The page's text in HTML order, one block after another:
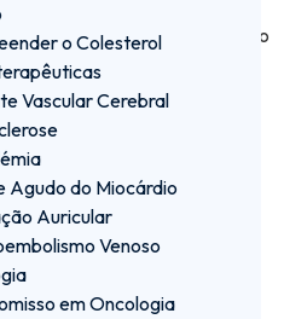
o Colesterol
Vascular Cerebral
Agudo do Miocárdio
Auricular
Venoso
em Oncologia
compartilha seu testemunho
farmacêutica?
Teles, Customer
na Daiichi Sankyo.